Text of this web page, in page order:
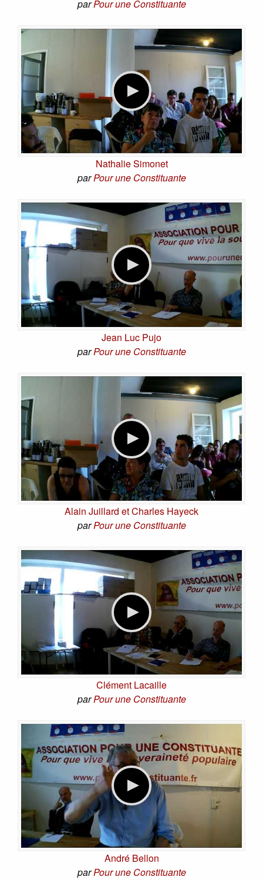
parPour une Constituante
Nathalie Simonet
parPour une Constituante
Jean Luc Pujo
parPour une Constituante
Alain Juillard et Charles Hayeck
parPour une Constituante
Clément Lacaille
parPour une Constituante
André Bellon
parPour une Constituante